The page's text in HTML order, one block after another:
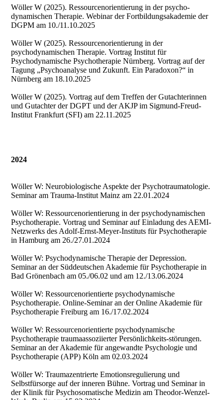
Wöller W (2025). Ressourcenorientierung in der psycho-
dynamischen Therapie. Webinar der Fortbildungsakademie der
DGPM am 10./11.10.2025
Wöller W (2025). Ressourcenorientierung in der
psychodynamischen Therapie. Vortrag Institut für
Psychodynamische Psychotherapie Nürnberg. Vortrag auf der
Tagung „Psychoanalyse und Zukunft. Ein Paradoxon?“ in
Nürnberg am 18.10.2025
Wöller W (2025). Vortrag auf dem Treffen der Gutachterinnen
und Gutachter der DGPT und der AKJP im Sigmund-Freud-
Institut Frankfurt (SFI) am 22.11.2025
2024
Wöller W: Neurobiologische Aspekte der Psychotraumatologie.
Seminar am Trauma-Institut Mainz am 22.01.2024
Wöller W: Ressourcenorientierung in der psychodynamischen
Psychotherapie. Vortrag und Seminar auf Einladung des AEMI-
Netzwerks des Adolf-Ernst-Meyer-Instituts für Psychotherapie
in Hamburg am 26./27.01.2024
Wöller W: Psychodynamische Therapie der Depression.
Seminar an der Süddeutschen Akademie für Psychotherapie in
Bad Grönenbach am 05./06.02 und am 12./13.06.2024
Wöller W: Ressourcenorientierte psychodynamische
Psychotherapie. Online-Seminar an der Online Akademie für
Psychotherapie Freiburg am 16./17.02.2024
Wöller W: Ressourcenorientierte psychodynamische
Psychotherapie traumaassoziierter Persönlichkeits-störungen.
Seminar an der Akademie für angewandte Psychologie und
Psychotherapie (APP) Köln am 02.03.2024
Wöller W: Traumazentrierte Emotionsregulierung und
Selbstfürsorge auf der inneren Bühne. Vortrag und Seminar in
der Klinik für Psychosomatische Medizin am Theodor-Wenzel-